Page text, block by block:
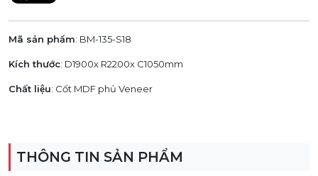
Mã sản phẩm: BM-135-S18
Kích thước: D1900x R2200x C1050mm
Chất liệu: Cốt MDF phủ Veneer
THÔNG TIN SẢN PHẨM